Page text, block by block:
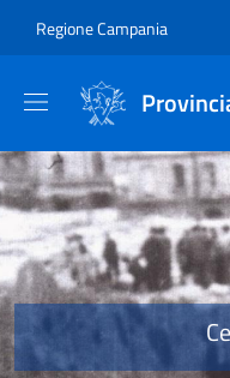
Regione Campania
Provincia